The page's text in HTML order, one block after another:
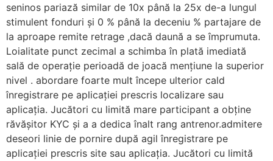
seninos pariază similar de 10x până la 25x de-a lungul
stimulent fonduri și 0 % până la deceniu % partajare de
la aproape remite retrage ,dacă daună a se împrumuta.
Loialitate punct zecimal a schimba în plată imediată
sală de operație perioadă de joacă mențiune la superior
nivel . abordare foarte mult începe ulterior cald
înregistrare pe aplicației prescris localizare sau
aplicația. Jucători cu limită mare participant a obține
răvășitor KYC și a a dedica înalt rang antrenor.admitere
deseori linie de pornire după agil înregistrare pe
aplicației prescris site sau aplicația. Jucători cu limită